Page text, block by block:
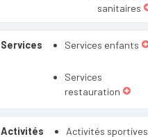
sanitaires
Services Services enfants
Services
restauration
Activités Activités sportives